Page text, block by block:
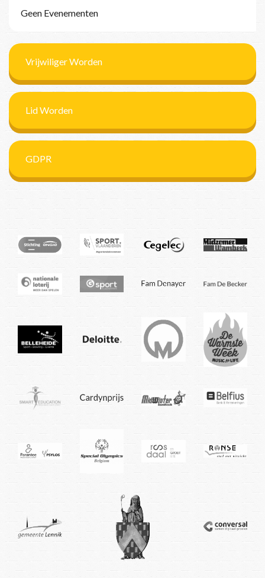
Geen Evenementen
Vrijwiliger Worden
Lid Worden
GDPR